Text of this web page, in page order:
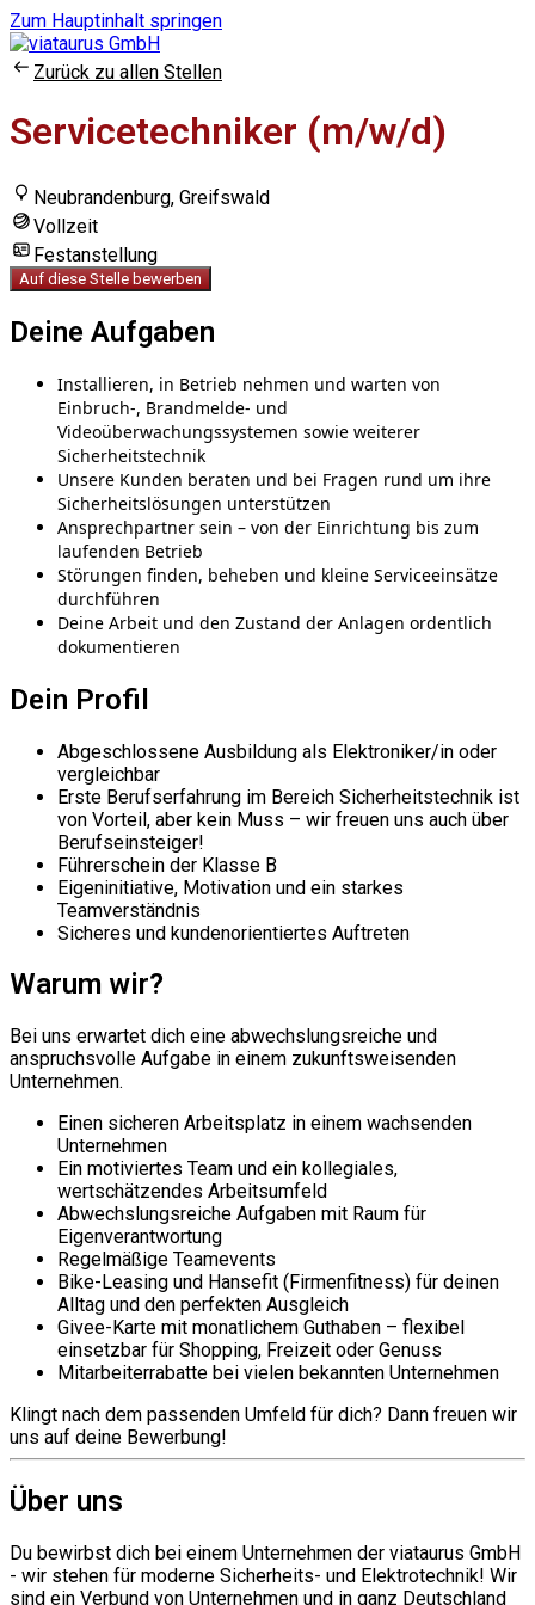
Zum Hauptinhalt springen
Zurück zu allen Stellen
Servicetechniker (m/w/d)
Neubrandenburg, Greifswald
Vollzeit
Festanstellung
Auf diese Stelle bewerben
Deine Aufgaben
Installieren, in Betrieb nehmen und warten von
Einbruch-, Brandmelde- und
Videoüberwachungssystemen sowie weiterer
Sicherheitstechnik
Unsere Kunden beraten und bei Fragen rund um ihre
Sicherheitslösungen unterstützen
Ansprechpartner sein – von der Einrichtung bis zum
laufenden Betrieb
Störungen finden, beheben und kleine Serviceeinsätze
durchführen
Deine Arbeit und den Zustand der Anlagen ordentlich
dokumentieren
Dein Profil
Abgeschlossene Ausbildung als Elektroniker/in oder
vergleichbar
Erste Berufserfahrung im Bereich Sicherheitstechnik ist
von Vorteil, aber kein Muss – wir freuen uns auch über
Berufseinsteiger!
Führerschein der Klasse B
Eigeninitiative, Motivation und ein starkes
Teamverständnis
Sicheres und kundenorientiertes Auftreten
Warum wir?
Bei uns erwartet dich eine abwechslungsreiche und
anspruchsvolle Aufgabe in einem zukunftsweisenden
Unternehmen.
Einen sicheren Arbeitsplatz in einem wachsenden
Unternehmen
Ein motiviertes Team und ein kollegiales,
wertschätzendes Arbeitsumfeld
Abwechslungsreiche Aufgaben mit Raum für
Eigenverantwortung
Regelmäßige Teamevents
Bike-Leasing und Hansefit (Firmenfitness) für deinen
Alltag und den perfekten Ausgleich
Givee-Karte mit monatlichem Guthaben – flexibel
einsetzbar für Shopping, Freizeit oder Genuss
Mitarbeiterrabatte bei vielen bekannten Unternehmen
Klingt nach dem passenden Umfeld für dich? Dann freuen wir
uns auf deine Bewerbung!
Über uns
Du bewirbst dich bei einem Unternehmen der viataurus GmbH
- wir stehen für moderne Sicherheits- und Elektrotechnik! Wir
sind ein Verbund von Unternehmen und in ganz Deutschland